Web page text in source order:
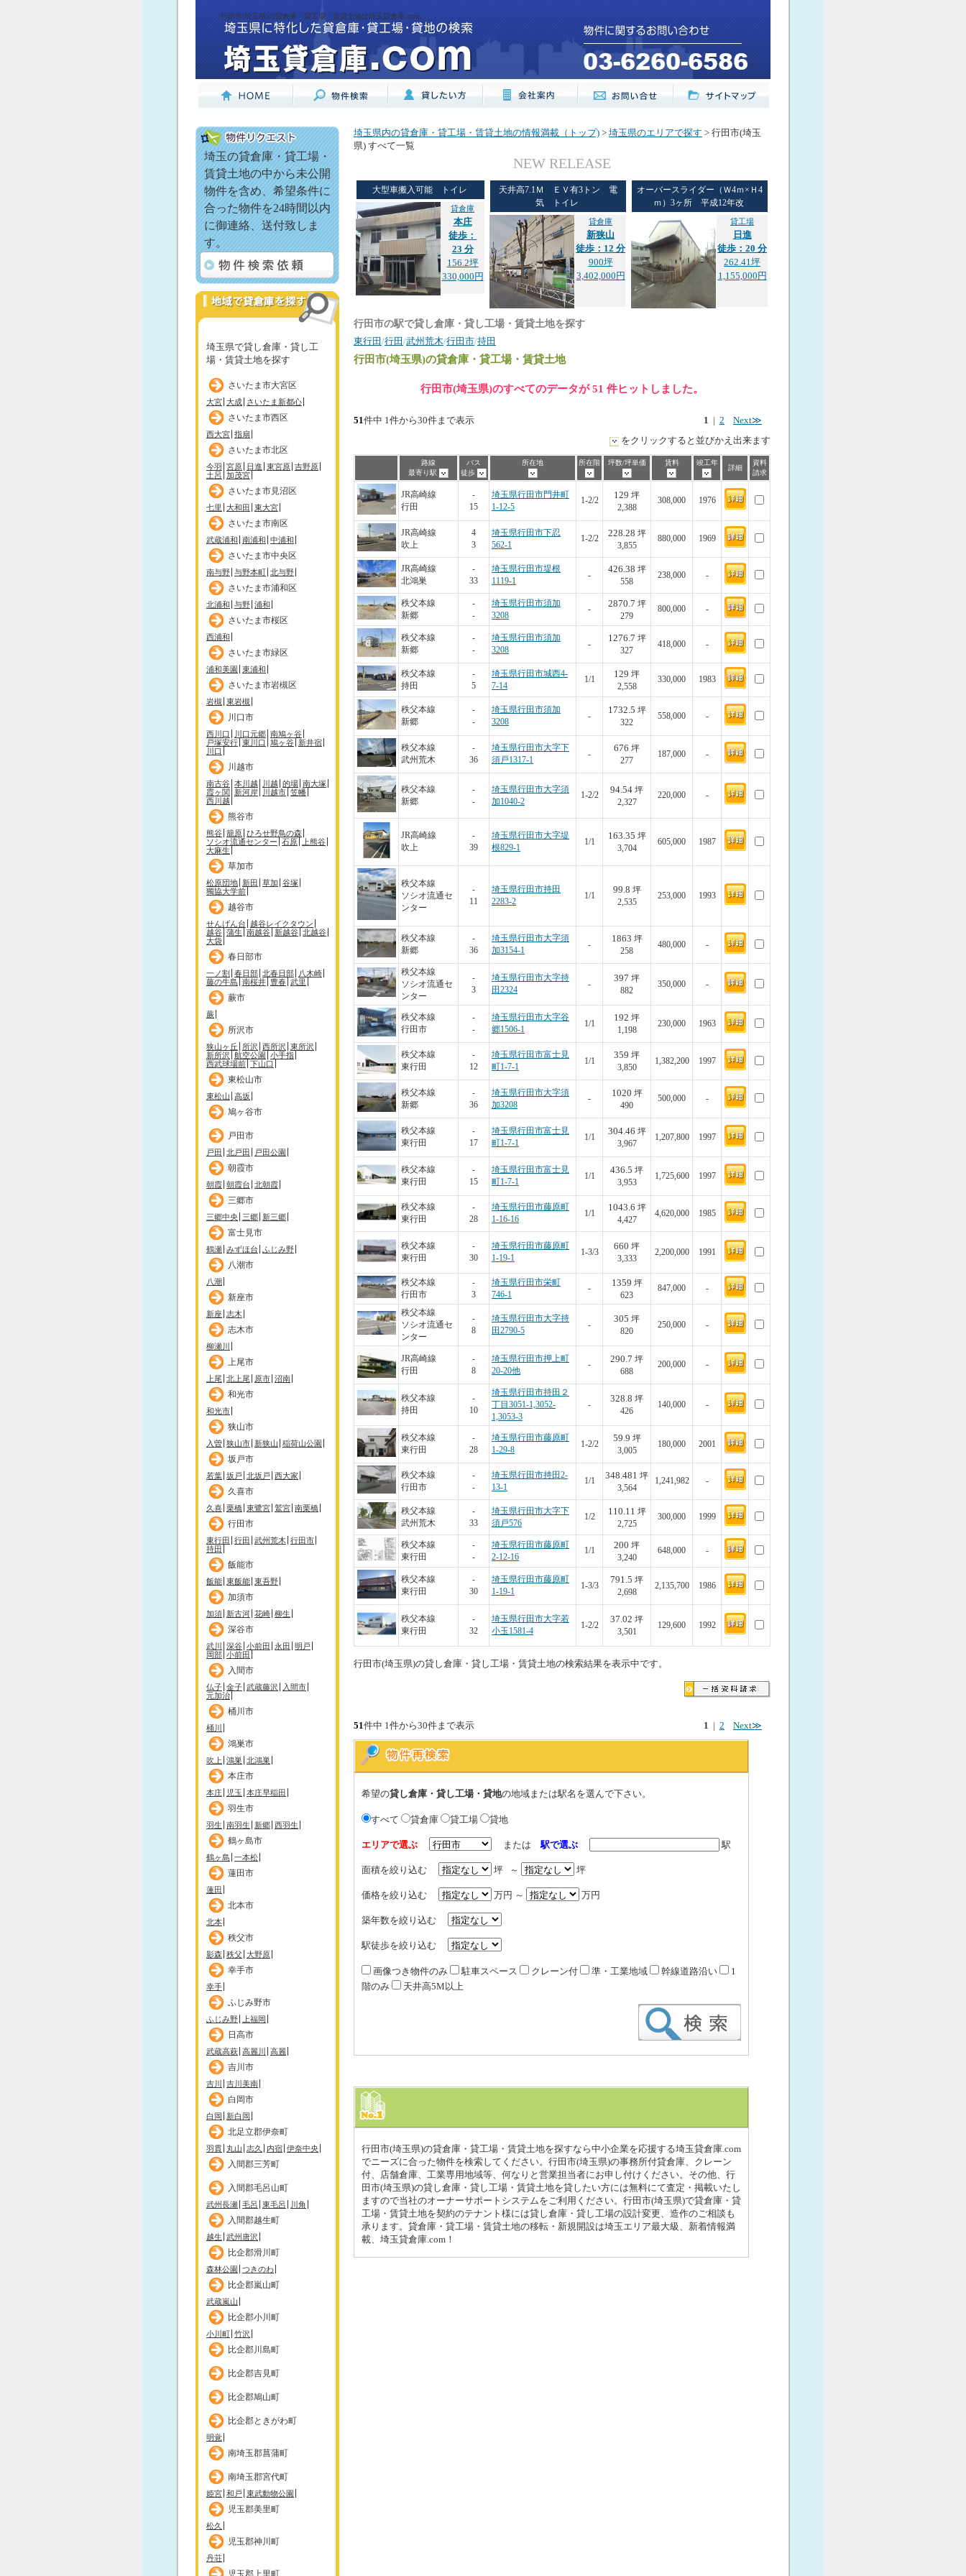
行田市(埼玉県)の貸倉庫・貸工場・賃貸土地は埼玉貸倉庫.com。
埼玉の貸倉庫・貸工場・
賃貸土地の中から未公開
物件を含め、希望条件に
合った物件を24時間以内
に御連絡、送付致しま
す。
埼玉県で貸し倉庫・貸し工
場・賃貸土地を探す
さいたま市大宮区
大宮 大成 さいたま新都心
さいたま市西区
西大宮 指扇
さいたま市北区
今羽 宮原 日進 東宮原 吉野原
土呂 加茂宮
さいたま市見沼区
七里 大和田 東大宮
さいたま市南区
武蔵浦和 南浦和 中浦和
さいたま市中央区
南与野 与野本町 北与野
さいたま市浦和区
北浦和 与野 浦和
さいたま市桜区
西浦和
さいたま市緑区
浦和美園 東浦和
さいたま市岩槻区
岩槻 東岩槻
川口市
西川口 川口元郷 南鳩ヶ谷
戸塚安行 東川口 鳩ヶ谷 新井宿
川口
川越市
南古谷 本川越 川越 的場 南大塚
霞ヶ関
新河岸 川越市 笠幡
西川越
熊谷市
熊谷 籠原 ひろせ野鳥の森
ソシオ流通センター 石原
上熊谷
大麻生
草加市
松原団地 新田 草加 谷塚
獨協大学前
越谷市
せんげん台 越谷レイクタウン
越谷 蒲生 南越谷 新越谷 北越谷
大袋
春日部市
一ノ割 春日部 北春日部
八木崎
藤の牛島 南桜井 豊春 武里
蕨市
蕨
所沢市
狭山ヶ丘 所沢 西所沢 東所沢
新所沢 航空公園
小手指
西武球場前 下山口
東松山市
東松山 高坂
鳩ヶ谷市
戸田市
戸田 北戸田 戸田公園
朝霞市
朝霞 朝霞台 北朝霞
三郷市
三郷中央 三郷 新三郷
富士見市
鶴瀬 みずほ台 ふじみ野
八潮市
八潮
新座市
新座 志木
志木市
柳瀬川
上尾市
上尾 北上尾 原市 沼南
和光市
和光市
狭山市
入曽 狭山市 新狭山 稲荷山公園
坂戸市
若葉 坂戸 北坂戸 西大家
久喜市
久喜 栗橋 東鷺宮 鷲宮 南栗橋
行田市
東行田 行田 武州荒木 行田市
持田
飯能市
飯能 東飯能 東吾野
加須市
加須 新古河 花崎 柳生
深谷市
武川 深谷 小前田 永田 明戸
岡部 小前田
入間市
仏子 金子 武蔵藤沢
入間市
元加治
桶川市
桶川
鴻巣市
吹上 鴻巣 北鴻巣
本庄市
本庄 児玉 本庄早稲田
羽生市
羽生 南羽生 新郷 西羽生
鶴ヶ島市
鶴ヶ島 一本松
蓮田市
蓮田
北本市
北本
秩父市
影森 秩父 大野原
幸手市
幸手
ふじみ野市
ふじみ野 上福岡
日高市
武蔵高萩 高麗川 高麗
吉川市
吉川 吉川美南
白岡市
白岡 新白岡
北足立郡伊奈町
羽貫 丸山 志久 内宿 伊奈中央
入間郡三芳町
入間郡毛呂山町
武州長瀬 毛呂 東毛呂 川角
入間郡越生町
越生 武州唐沢
比企郡滑川町
森林公園 つきのわ
比企郡嵐山町
武蔵嵐山
比企郡小川町
小川町 竹沢
比企郡川島町
比企郡吉見町
比企郡鳩山町
比企郡ときがわ町
明覚
南埼玉郡菖蒲町
南埼玉郡宮代町
姫宮 和戸 東武動物公園
児玉郡美里町
松久
児玉郡神川町
丹荘
児玉郡上里町
埼玉県内の貸倉庫・貸工場・賃貸土地の情報満載（トップ) > 埼玉県のエリアで探す > 行田市(埼玉
県) すべて一覧
NEW RELEASE
大型車搬入可能 トイレ
貸倉庫
本庄
徒歩：
23 分
156.2坪
330,000円
天井高7.1Ｍ ＥＶ有3トン 電
気 トイレ
貸倉庫
新狭山
徒歩：12 分
900坪
3,402,000円
オーバースライダー（Ｗ4ｍ×Ｈ4
ｍ）3ヶ所 平成12年改
貸工場
日進
徒歩：20 分
262.41坪
1,155,000円
行田市の駅で貸し倉庫・貸し工場・賃貸土地を探す
東行田 /行田 /武州荒木/行田市/持田
行田市(埼玉県)の貸倉庫・貸工場・賃貸土地
行田市(埼玉県)のすべてのデータが 51 件ヒットしました。
1 2 Next≫
51件中 1件から30件まで表示
をクリックすると並びかえ出来ます
路線
最寄り駅
バス
徒歩
所在地 所在階 坪数/坪単価 賃料 竣工年
詳細
資料
請求
JR高崎線
行田
-
15
埼玉県行田市門井町
1-12-5
1-2/2
129 坪
2,388
308,000 1976
JR高崎線
吹上
4
3
埼玉県行田市下忍
562-1
1-2/2
228.28 坪
3,855
880,000 1969
JR高崎線
北鴻巣
-
33
埼玉県行田市堤根
1119-1
-
426.38 坪
558
238,000 -
秩父本線
新郷
-
-
埼玉県行田市須加
3208
-
2870.7 坪
279
800,000 -
秩父本線
新郷
-
-
埼玉県行田市須加
3208
-
1276.7 坪
327
418,000 -
秩父本線
持田
-
5
埼玉県行田市城西4-
7-14
1/1
129 坪
2,558
330,000 1983
秩父本線
新郷
-
-
埼玉県行田市須加
3208
-
1732.5 坪
322
558,000 -
秩父本線
武州荒木
-
36
埼玉県行田市大字下
須戸1317-1
-
676 坪
277
187,000 -
秩父本線
新郷
-
-
埼玉県行田市大字須
加1040-2
1-2/2
94.54 坪
2,327
220,000 -
JR高崎線
吹上
-
39
埼玉県行田市大字堤
根829-1
1/1
163.35 坪
3,704
605,000 1987
秩父本線
ソシオ流通セ
ンター
-
11
埼玉県行田市持田
2283-2
1/1
99.8 坪
2,535
253,000 1993
秩父本線
新郷
-
36
埼玉県行田市大字須
加3154-1
-
1863 坪
258
480,000 -
秩父本線
ソシオ流通セ
ンター
-
3
埼玉県行田市大字持
田2324
-
397 坪
882
350,000 -
秩父本線
行田市
-
-
埼玉県行田市大字谷
郷1506-1
1/1
192 坪
1,198
230,000 1963
秩父本線
東行田
-
12
埼玉県行田市富士見
町1-7-1
1/1
359 坪
3,850
1,382,200 1997
秩父本線
新郷
-
36
埼玉県行田市大字須
加3208
-
1020 坪
490
500,000 -
秩父本線
東行田
-
17
埼玉県行田市富士見
町1-7-1
1/1
304.46 坪
3,967
1,207,800 1997
秩父本線
東行田
-
15
埼玉県行田市富士見
町1-7-1
1/1
436.5 坪
3,953
1,725,600 1997
秩父本線
東行田
-
28
埼玉県行田市藤原町
1-16-16
1/1
1043.6 坪
4,427
4,620,000 1985
秩父本線
東行田
-
30
埼玉県行田市藤原町
1-19-1
1-3/3
660 坪
3,333
2,200,000 1991
秩父本線
行田市
-
3
埼玉県行田市栄町
746-1
-
1359 坪
623
847,000 -
秩父本線
ソシオ流通セ
ンター
-
8
埼玉県行田市大字持
田2790-5
-
305 坪
820
250,000 -
JR高崎線
行田
-
8
埼玉県行田市押上町
20-20他
-
290.7 坪
688
200,000 -
秩父本線
持田
-
10
埼玉県行田市持田２
丁目3051-1,3052-
1,3053-3
-
328.8 坪
426
140,000 -
秩父本線
東行田
-
28
埼玉県行田市藤原町
1-29-8
1-2/2
59.9 坪
3,005
180,000 2001
秩父本線
行田市
-
-
埼玉県行田市持田2-
13-1
1/1
348.481 坪
3,564
1,241,982 -
秩父本線
武州荒木
-
33
埼玉県行田市大字下
須戸576
1/2
110.11 坪
2,725
300,000 1999
秩父本線
東行田
-
-
埼玉県行田市藤原町
2-12-16
1/1
200 坪
3,240
648,000 -
秩父本線
東行田
-
30
埼玉県行田市藤原町
1-19-1
1-3/3
791.5 坪
2,698
2,135,700 1986
秩父本線
東行田
-
32
埼玉県行田市大字若
小玉1581-4
1-2/2
37.02 坪
3,501
129,600 1992
行田市(埼玉県)の貸し倉庫・貸し工場・賃貸土地の検索結果を表示中です。
1 2 Next≫
51件中 1件から30件まで表示
希望の貸し倉庫・貸し工場・貸地の地域または駅名を選んで下さい。
すべて 貸倉庫 貸工場 貸地
エリアで選ぶ または駅で選ぶ 駅
面積を絞り込む 坪 ～ 坪
価格を絞り込む 万円 ～ 万円
築年数を絞り込む
駅徒歩を絞り込む
画像つき物件のみ 駐車スペース クレーン付 準・工業地域 幹線道路沿い
1
階のみ
天井高5M以上
行田市(埼玉県)の貸倉庫・貸工場・賃貸土地を探すなら中小企業を応援する埼玉貸倉庫.com
でニーズに合った物件を検索してください。行田市(埼玉県)の事務所付貸倉庫、クレーン
付、店舗倉庫、工業専用地域等、何なりと営業担当者にお申し付けください。その他、行
田市(埼玉県)の貸し倉庫・貸し工場・賃貸土地を貸したい方には無料にて査定・掲載いたし
ますので当社のオーナーサポートシステムをご利用ください。行田市(埼玉県)で貸倉庫・貸
工場・賃貸土地を契約のテナント様には貸し倉庫・貸し工場の設計変更、造作のご相談も
承ります。貸倉庫・貸工場・賃貸土地の移転・新規開設は埼玉エリア最大級、新着情報満
載、埼玉貸倉庫.com！